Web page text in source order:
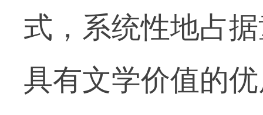
式，系统性地占
具有文学价值的